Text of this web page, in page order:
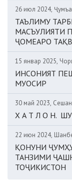
26 июл 2024, Ҷумъа
ТАЪЛИМУ
МАСЪУЛИЯТИ
ҶОМЕАРО
15 январ 2025,
ИНСОНИЯТ
МУОСИР
30 май 2023,
Х А Т Л О Н.
22 июн 2024,
ҚОНУНИ
ТАНЗИМИ
ТОҶИКИСТОН